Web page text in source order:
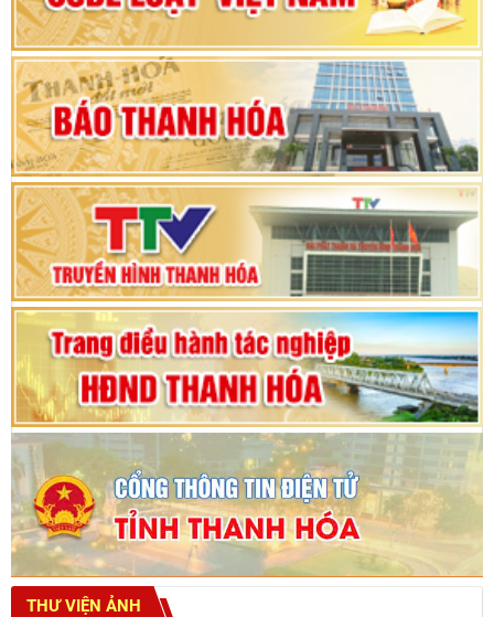
Khai mạc Kỳ họp bất thường lần thứ 9, Quốc
hội khóa XV
Phiên thảo luận Kỳ họp thứ 24, HĐND tỉnh
Thanh Hóa khóa XVIII, nhiệm kỳ 2021 - 2026
Bế mạc Kỳ họp thứ hai bốn, Hội đồng nhân dân
tỉnh khoá XVIII
THƯ VIỆN ẢNH